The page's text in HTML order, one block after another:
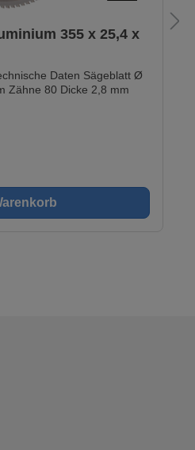
355 x 25,4 x
Bohrung Ø 355 mm 25,4 mm Zähne 80 Dicke 2,8 mm